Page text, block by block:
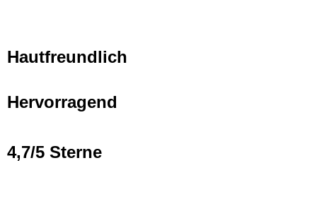
Hautfreundlich
Hervorragend
4,7/5 Sterne